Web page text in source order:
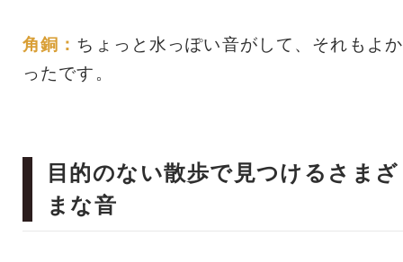
角銅： ちょっと水っぽい音がして、それもよか
ったです。
目的のない散歩で見つけるさまざ
まな音